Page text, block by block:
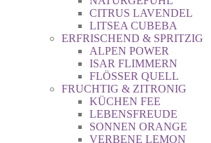
CITRUS LAVENDEL
LITSEA CUBEBA
ERFRISCHEND & SPRITZIG
ALPEN POWER
ISAR FLIMMERN
FLÖSSER QUELL
FRUCHTIG & ZITRONIG
KÜCHEN FEE
LEBENSFREUDE
SONNEN ORANGE
VERBENE LEMON